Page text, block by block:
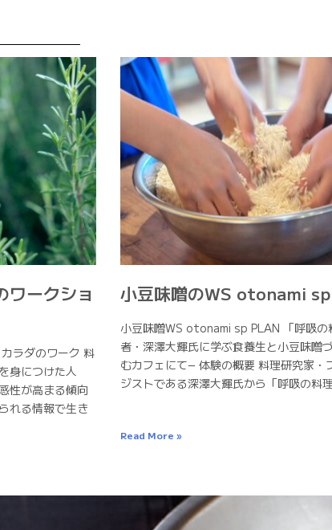
ワークショ
ラダのワーク 料
身につけた人
性が高まる傾向
れる情報で生き
小豆味噌のWS otonami
小豆味噌WS otonami sp PLAN 「呼吸の
者・深澤大輝氏に学ぶ食養生と小豆味噌
むカフェにて− 体験の概要 料理研究家・
ジストである深澤大輝氏から「呼吸の料
Read More »